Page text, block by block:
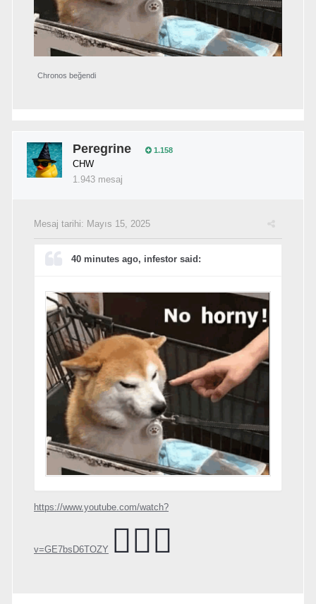
Chronos beğendi
Peregrine 1.158
CHW
1.943 mesaj
Mesaj tarihi: Mayıs 15, 2025
40 minutes ago, infestor said:
https://www.youtube.com/watch?
v=GE7bsD6TOZY 🤷🏻‍♂️